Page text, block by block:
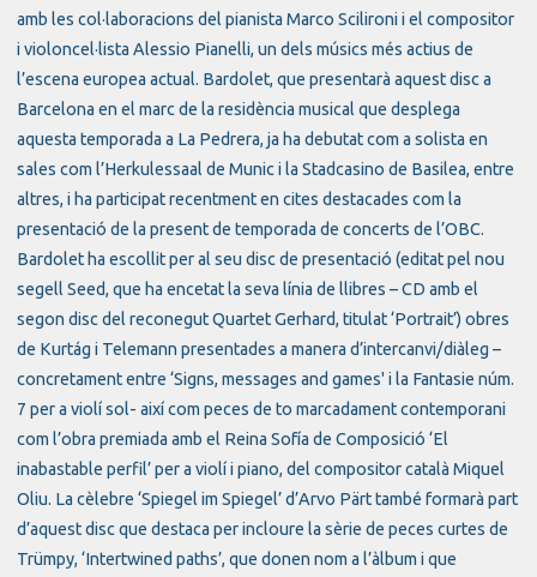
amb les col·laboracions del pianista Marco Scilironi i el compositor
i violoncel·lista Alessio Pianelli, un dels músics més actius de
l’escena europea actual. Bardolet, que presentarà aquest disc a
Barcelona en el marc de la residència musical que desplega
aquesta temporada a La Pedrera, ja ha debutat com a solista en
sales com l’Herkulessaal de Munic i la Stadcasino de Basilea, entre
altres, i ha participat recentment en cites destacades com la
presentació de la present de temporada de concerts de l’OBC.
Bardolet ha escollit per al seu disc de presentació (editat pel nou
segell Seed, que ha encetat la seva línia de llibres – CD amb el
segon disc del reconegut Quartet Gerhard, titulat ‘Portrait’) obres
de Kurtág i Telemann presentades a manera d’intercanvi/diàleg –
concretament entre ‘Signs, messages and games' i la Fantasie núm.
7 per a violí sol- així com peces de to marcadament contemporani
com l’obra premiada amb el Reina Sofía de Composició ‘El
inabastable perfil’ per a violí i piano, del compositor català Miquel
Oliu. La cèlebre ‘Spiegel im Spiegel’ d’Arvo Pärt també formarà part
d’aquest disc que destaca per incloure la sèrie de peces curtes de
Trümpy, ‘Intertwined paths’, que donen nom a l’àlbum i que